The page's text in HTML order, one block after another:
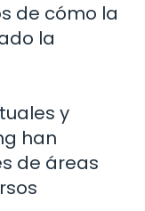
de cómo la
la
y
han
de áreas